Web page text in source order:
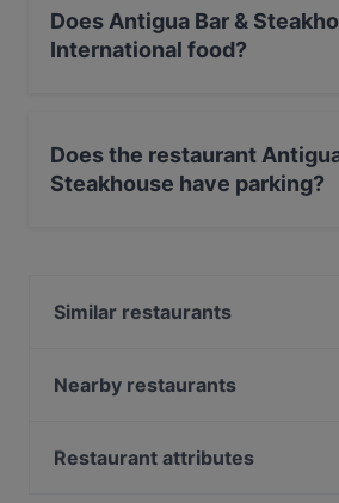
Does Antigua Bar &
International food?
Does the restaurant
Steakhouse have parking?
Similar restaurants
IL GABBIANO
Nearby restaurants
Billa's
Restaurant attributes